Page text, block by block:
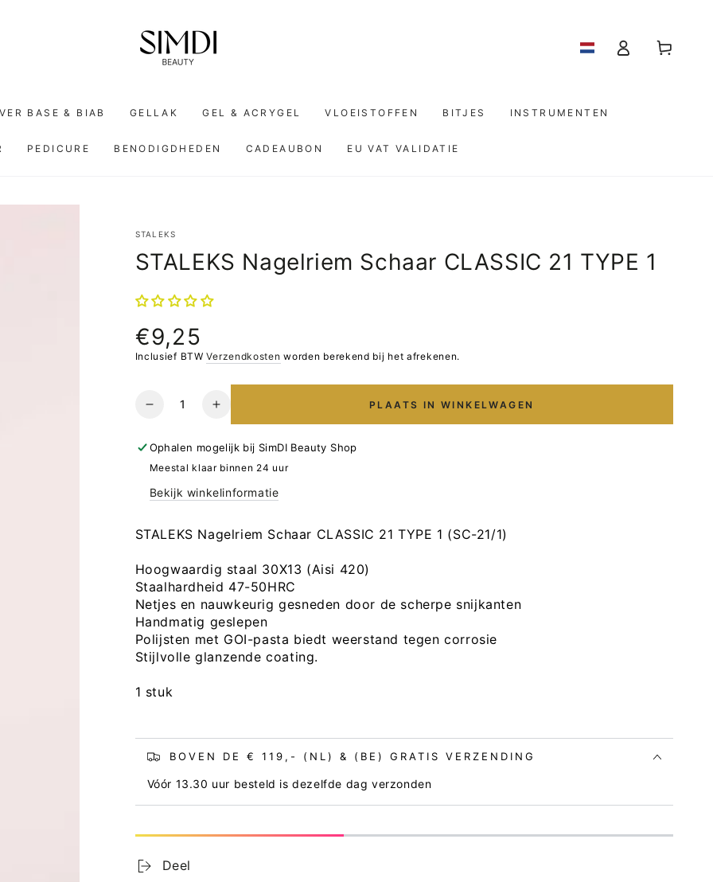
BASE & BIAB GELLAK GEL & ACRYGEL VLOEISTOFFEN BITJES INSTRUMENTEN
PEDICURE BENODIGDHEDEN CADEAUBON EU VAT VALIDATIE
Log
in
Winkelwagen
STALEKS
STALEKS Nagelriem Schaar CLASSIC 21 TYPE 1
Normale
prijs
€9,25
Inclusief BTWVerzendkosten worden berekend bij het afrekenen.
Hoeveelheid
Verlaag
aantal
voor
Nagelriem
CLASSIC
1
Verhoog
het
aantal
voor
Nagelriem
CLASSIC
21
TYPE
1
PLAATS IN WINKELWAGEN
Ophalen mogelijk bij SimDI Beauty Shop
Meestal klaar binnen 24 uur
Bekijk winkelinformatie
STALEKS Nagelriem Schaar CLASSIC 21 TYPE 1 (SC-21/1)
Hoogwaardig staal 30X13 (Aisi 420)
Staalhardheid 47-50HRC
Netjes en nauwkeurig gesneden door de scherpe snijkanten
Handmatig geslepen
Polijsten met GOI-pasta biedt weerstand tegen corrosie
Stijlvolle glanzende coating.
1 stuk
BOVEN DE € 119,- (NL) & (BE) GRATIS VERZENDING
Vóór 13.30 uur besteld is dezelfde dag verzonden
Deel